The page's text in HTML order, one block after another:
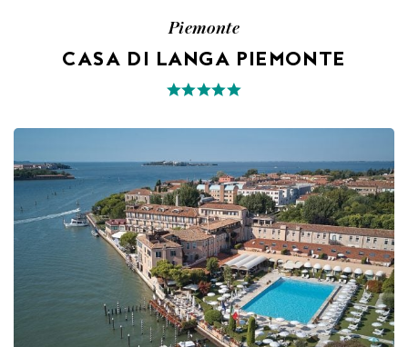
Piemonte
CASA DI LANGA PIEMONTE